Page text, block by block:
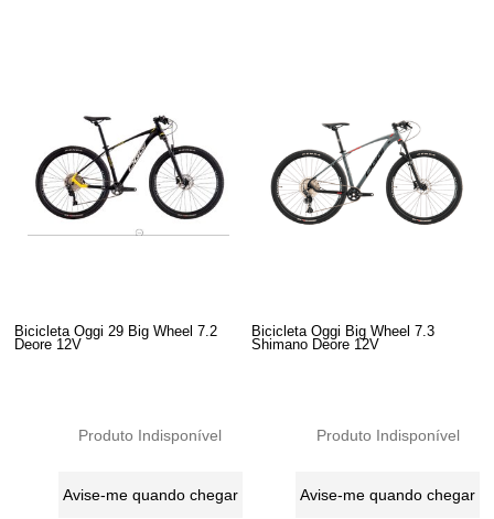
Bicicleta Oggi 29 Big Wheel 7.2
Deore 12V
Produto Indisponível
Avise-me quando chegar
Bicicleta Oggi Big Wheel 7.3
Shimano Deore 12V
Produto Indisponível
Avise-me quando chegar